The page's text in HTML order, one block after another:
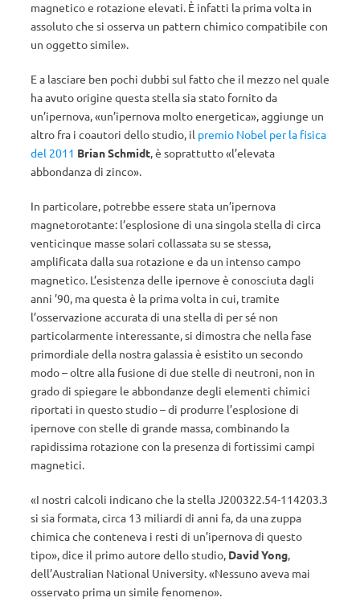
magnetico e rotazione elevati. È infatti la prima volta in
assoluto che si osserva un pattern chimico compatibile con
un oggetto simile».
E a lasciare ben pochi dubbi sul fatto che il mezzo nel quale
ha avuto origine questa stella sia stato fornito da
un’ipernova, «un’ipernova molto energetica», aggiunge un
altro fra i coautori dello studio, il premio Nobel per la fisica
del 2011 Brian Schmidt, è soprattutto «l’elevata
abbondanza di zinco».
In particolare, potrebbe essere stata un’ipernova
magnetorotante: l’esplosione di una singola stella di circa
venticinque masse solari collassata su se stessa,
amplificata dalla sua rotazione e da un intenso campo
magnetico. L’esistenza delle ipernove è conosciuta dagli
anni ’90, ma questa è la prima volta in cui, tramite
l’osservazione accurata di una stella di per sé non
particolarmente interessante, si dimostra che nella fase
primordiale della nostra galassia è esistito un secondo
modo – oltre alla fusione di due stelle di neutroni, non in
grado di spiegare le abbondanze degli elementi chimici
riportati in questo studio – di produrre l’esplosione di
ipernove con stelle di grande massa, combinando la
rapidissima rotazione con la presenza di fortissimi campi
magnetici.
«I nostri calcoli indicano che la stella J200322.54-114203.3
si sia formata, circa 13 miliardi di anni fa, da una zuppa
chimica che conteneva i resti di un’ipernova di questo
tipo», dice il primo autore dello studio, David Yong,
dell’Australian National University. «Nessuno aveva mai
osservato prima un simile fenomeno».